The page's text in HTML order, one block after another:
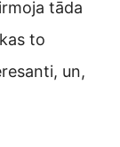
tāda
to
un,